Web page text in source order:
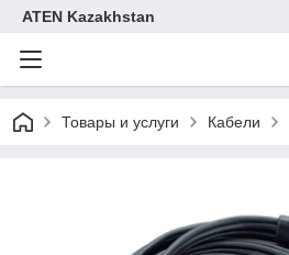
ATEN Kazakhstan
Товары и услуги Кабели